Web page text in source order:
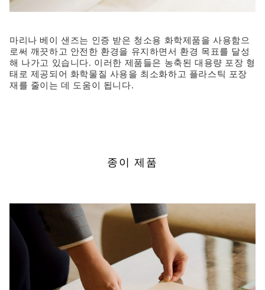
마리나 베이 샌즈는 인증 받은 청소용 화학제품을 사용함으
로써 깨끗하고 안전한 환경을 유지하면서 환경 목표를 달성
해 나가고 있습니다. 이러한 제품들은 농축된 대용량 포장 형
태로 제공되어 화학물질 사용을 최소화하고 플라스틱 포장
재를 줄이는 데 도움이 됩니다.
종이 제품